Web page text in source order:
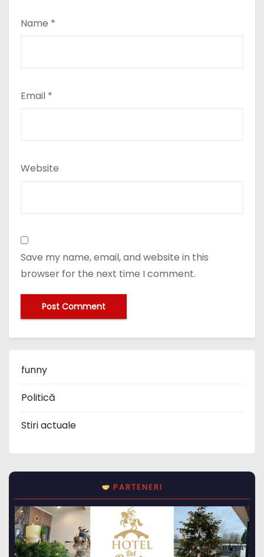
Name *
Email *
Website
Save my name, email, and website in this
browser for the next time I comment.
funny
Politică
Stiri actuale
PARTENERI